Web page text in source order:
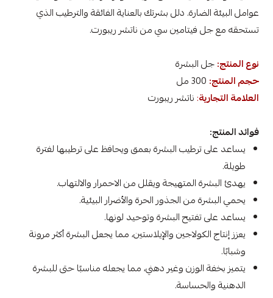
عوامل البيئة الضارة. دلل بشرتك بالعناية الفائقة والترطيب الذي
تستحقه مع جل فيتامين سي من ناتشر ريبورت.
نوع المنتج:جل البشرة
حجم المنتج:
العلامة التجارية: ناتشر ريبورت
فوائد المنتج:
يساعد على ترطيب البشرة بعمق ويحافظ على ترطيبها لفترة
طويلة.
يهدئ البشرة المتهيجة ويقلل من الاحمرار والالتهاب.
يحمي البشرة من الجذور الحرة والأضرار البيئية.
يساعد على تفتيح البشرة وتوحيد لونها.
يعزز إنتاج الكولاجين والإيلاستين، مما يجعل البشرة أكثر مرونة
وشبابًا.
يتميز بخفة الوزن وغير دهني، مما يجعله مناسبًا حتى للبشرة
الدهنية والحساسة.